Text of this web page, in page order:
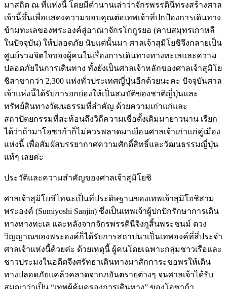
มาสถิต ณ ที่แห่งนี้ โดยมีตำนานเล่าว่าจักรพรรดินีทรงสร้างศาล
เจ้านี้ขึ้นเพื่อแสดงความขอบคุณต่อเทพเจ้าที่ปกป้องการเดินทาง
ข้ามทะเลของพระองค์สู่อาณาจักรโกกูรยอ (คาบสมุทรเกาหลี
ในปัจจุบัน) ให้ปลอดภัย นับแต่นั้นมา ศาลเจ้าสุมิโยชิจึงกลายเป็น
ศูนย์รวมจิตใจของผู้คนในเรื่องการเดินทางทางทะเลและความ
ปลอดภัยในการเดินทาง ทั้งยังเป็นศาลเจ้าหลักของศาลเจ้าสุมิโย
ชิสาขากว่า 2,300 แห่งทั่วประเทศญี่ปุ่นอีกด้วยนะคะ ปัจจุบันศาล
เจ้าแห่งนี้ได้รับการยกย่องให้เป็นสมบัติของชาติญี่ปุ่นและ
ทรัพย์สินทางวัฒนธรรมที่สำคัญ ด้วยความเก่าแก่และ
สถาปัตยกรรมที่สะท้อนถึงวิถีความเชื่อดั้งเดิมมายาวนาน เรียก
ได้ว่าถ้ามาโอซาก้าก็ไม่ควรพลาดมาเยือนศาลเจ้าเก่าแก่คู่เมือง
แห่งนี้ เพื่อสัมผัสบรรยากาศความศักดิ์สิทธิ์และวัฒนธรรมญี่ปุ่น
แท้ๆ เลยค่ะ
ประวัติและความสำคัญของศาลเจ้าสุมิโยชิ
ศาลเจ้าสุมิโยชิไทฉะเป็นที่ประดิษฐานของเทพเจ้าสุมิโยชิสาม
พระองค์ (Sumiyoshi Sanjin) ซึ่งเป็นเทพเจ้าผู้ปกปักรักษาการเดิน
ทางทางทะเล และหลังจากจักรพรรดินีจิงกูสิ้นพระชนม์ ดวง
วิญญาณของพระองค์ก็ได้รับการสถาปนาเป็นเทพองค์ที่สี่ประจำ
ศาลเจ้าแห่งนี้ด้วยค่ะ ด้วยเหตุนี้ ผู้คนโดยเฉพาะกลุ่มชาวเรือและ
ชาวประมงในอดีตจึงศรัทธาเดินทางมาสักการะขอพรให้เดิน
ทางปลอดภัยแคล้วคลาดจากภยันตรายต่างๆ จนศาลเจ้าได้รับ